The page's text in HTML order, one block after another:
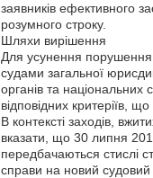
заявників ефективного
розумного строку.
Шляхи вирішення
Для усунення порушення
судами загальної
органів та національних
відповідних критеріїв,
В контексті заходів,
вказати, що 30 липня
передбачаються стислі
справи на новий судовий